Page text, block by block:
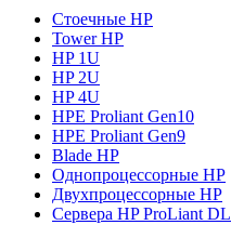
Стоечные HP
Tower HP
HP 1U
HP 2U
HP 4U
HPE Proliant Gen10
HPE Proliant Gen9
Blade HP
Однопроцессорные HP
Двухпроцессорные HP
Сервера HP ProLiant DL